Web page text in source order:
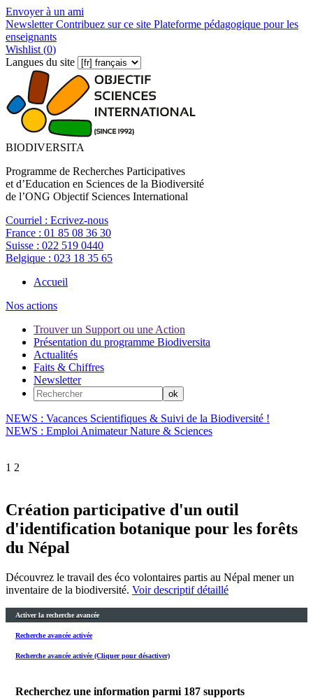
Envoyer à un ami
NewsletterContribuez sur ce site Plateforme pédagogique pour les
enseignants
Wishlist (0)
Langues du site
BIODIVERSITA
Programme de Recherches Participatives
et d’Education en Sciences de la Biodiversité
de l’ONG Objectif Sciences International
Courriel : Ecrivez-nous
France : 01 85 08 36 30
Suisse : 022 519 0440
Belgique : 023 18 35 65
Accueil
Nos actions
Trouver un Support ou une Action
Présentation du programme Biodiversita
Actualités
Faits & Chiffres
Newsletter
NEWS : Vacances Scientifiques & Suivi de la Biodiversité !
NEWS : Emploi Animateur Nature & Sciences
1 2
Création participative d'un outil
d'identification botanique pour les forêts
du Népal
Découvrez le travail des éco volontaires partis au Népal mener un
inventaire de la biodiversité. Voir descriptif détaillé
Activer la recherche avancée
Recherche avancée activée
Recherche avancée activée (Cliquer pour désactiver)
Recherchez une information parmi 187 supports